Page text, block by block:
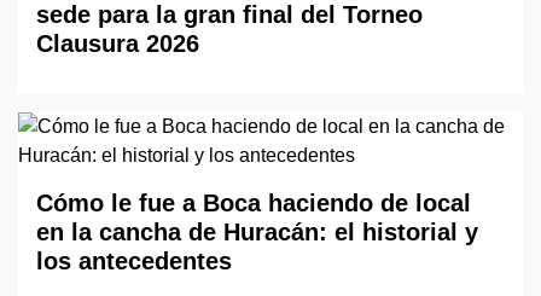
sede para la gran final del Torneo
Clausura 2026
Cómo le fue a Boca haciendo de local
en la cancha de Huracán: el historial y
los antecedentes